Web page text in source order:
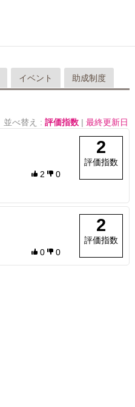
イベント 助成制度
並べ替え : 評価指数 | 最終更新日
2 0
2
評価指数
0 0
2
評価指数